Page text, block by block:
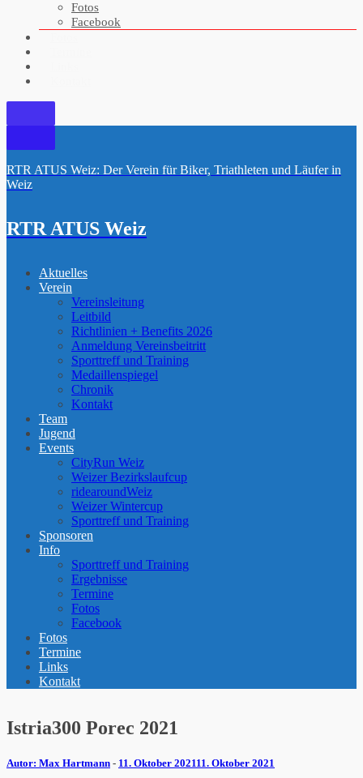
Fotos
Facebook
RTR ATUS Weiz: Der Verein für Biker, Triathleten und Läufer in
Weiz
RTR ATUS Weiz
Aktuelles
Verein
Vereinsleitung
Leitbild
Richtlinien + Benefits 2026
Anmeldung Vereinsbeitritt
Sporttreff und Training
Medaillenspiegel
Chronik
Kontakt
Team
Jugend
Events
CityRun Weiz
Weizer Bezirkslaufcup
ridearoundWeiz
Weizer Wintercup
Sporttreff und Training
Sponsoren
Info
Sporttreff und Training
Ergebnisse
Termine
Fotos
Facebook
Fotos
Termine
Links
Kontakt
Istria300 Porec 2021
Max Hartmann - 11. Oktober 202111. Oktober 2021